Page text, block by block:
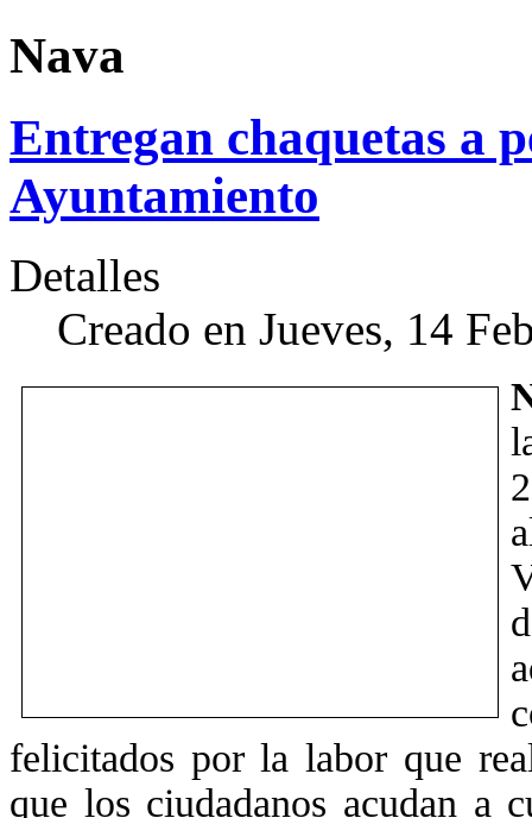
Nava
Entregan chaquetas a
Ayuntamiento
Detalles
Creado en Jueves, 14
felicitados por la labor que
que los ciudadanos acudan a